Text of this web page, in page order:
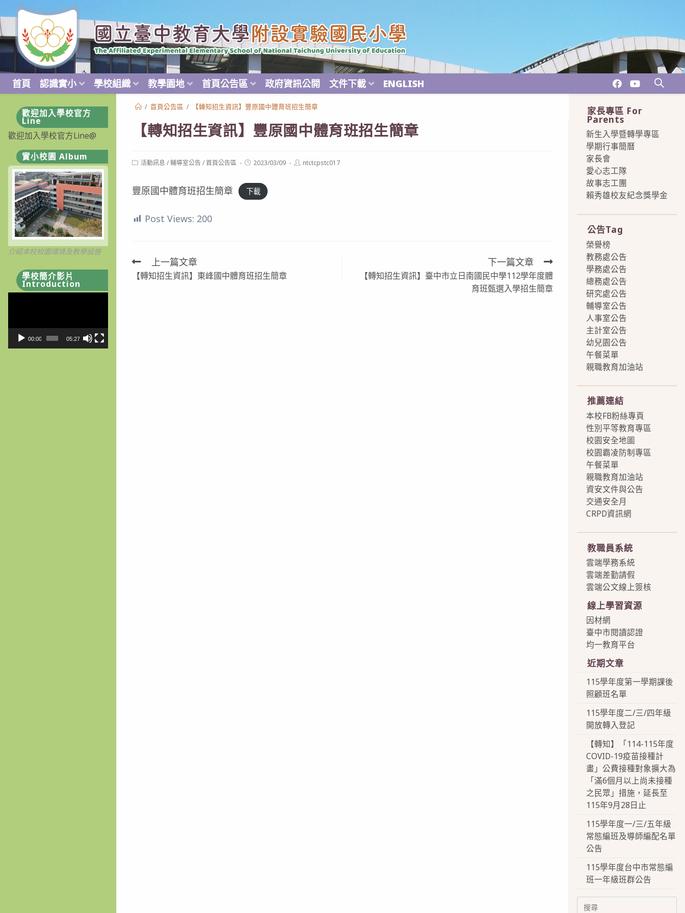
轉
至
主
容
首頁 認識實小 學校組織 教學園地 首頁公告區 政府資訊公開 文件下載 ENGLISH
/ 首頁公告區 / 【轉知招生資訊】豐原國中體育班招生簡章
【轉知招生資訊】豐原國中體育班招生簡章
Post活動訊息 / 輔導室公告 / 首頁公告區
Post2023/03/09
Postntctcpstc017
豐原國中體育班招生簡章 下載
Post Views: 200
Read
more
上一篇文章
【轉知招生資訊】東峰國中體育班招生簡章
下一篇文章
【轉知招生資訊】臺中市立日南國民中學112學年度體
育班甄選入學招生簡章
歡迎加入學校官方
Line
歡迎加入學校官方Line@
實小校園 Album
介紹本校校園環境及教學設施
學校簡介影片
Introduction
器
00:00 05:27
家長專區 For
Parents
新生入學暨轉學專區
學期行事簡曆
家長會
愛心志工隊
故事志工團
賴秀雄校友紀念獎學金
公告Tag
榮譽榜
教務處公告
學務處公告
總務處公告
研究處公告
輔導室公告
人事室公告
主計室公告
幼兒園公告
午餐菜單
親職教育加油站
推薦連結
本校FB粉絲專頁
性別平等教育專區
校園安全地圖
校園霸凌防制專區
午餐菜單
親職教育加油站
資安文件與公告
交通安全月
CRPD資訊網
教職員系統
雲端學務系統
雲端差勤請假
雲端公文線上簽核
線上學習資源
因材網
臺中市閱讀認證
均一教育平台
近期文章
115學年度第一學期課後
照顧班名單
115學年度二/三/四年級
開放轉入登記
【轉知】「114-115年度
COVID-19疫苗接種計
畫」公費接種對象擴大為
「滿6個月以上尚未接種
之民眾」措施，延長至
115年9月28日止
115學年度一/三/五年級
常態編班及導師編配名單
公告
115學年度台中市常態編
班一年級班群公告
Search